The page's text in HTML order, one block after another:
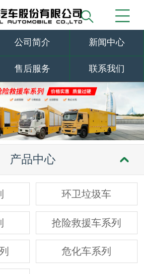
公司简介 新闻中心
售后服务 联系我们
产品中心
环卫垃圾车
抢险救援车系列
危化车系列